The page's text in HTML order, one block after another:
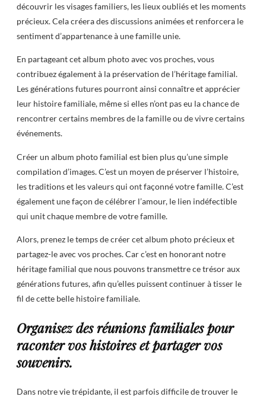
découvrir les visages familiers, les lieux oubliés et les moments
précieux. Cela créera des discussions animées et renforcera le
sentiment d’appartenance à une famille unie.
En partageant cet album photo avec vos proches, vous
contribuez également à la préservation de l’héritage familial.
Les générations futures pourront ainsi connaître et apprécier
leur histoire familiale, même si elles n’ont pas eu la chance de
rencontrer certains membres de la famille ou de vivre certains
événements.
Créer un album photo familial est bien plus qu’une simple
compilation d’images. C’est un moyen de préserver l’histoire,
les traditions et les valeurs qui ont façonné votre famille. C’est
également une façon de célébrer l’amour, le lien indéfectible
qui unit chaque membre de votre famille.
Alors, prenez le temps de créer cet album photo précieux et
partagez-le avec vos proches. Car c’est en honorant notre
héritage familial que nous pouvons transmettre ce trésor aux
générations futures, afin qu’elles puissent continuer à tisser le
fil de cette belle histoire familiale.
Organisez des réunions familiales pour
raconter vos histoires et partager vos
souvenirs.
Dans notre vie trépidante, il est parfois difficile de trouver le